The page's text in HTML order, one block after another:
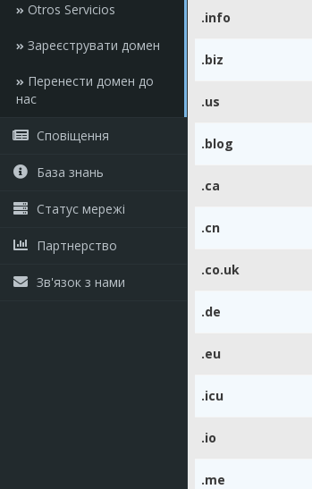
Otros Servicios
Зареєструвати домен
Перенести домен до
нас
Сповіщення
База знань
Статус мережі
Партнерство
Зв'язок з нами
.info
.biz
.us
.blog
.ca
.cn
.co.uk
.de
.eu
.icu
.io
.me